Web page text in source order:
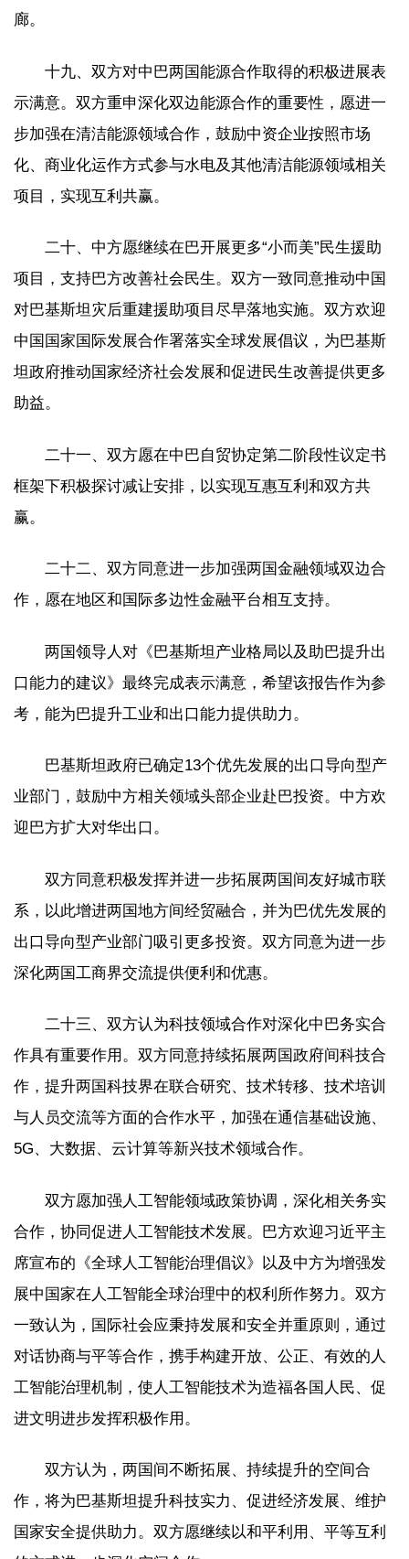
廊。
十九、双方对中巴两国能源合作取得的积极进展表
示满意。双方重申深化双边能源合作的重要性，愿进一
步加强在清洁能源领域合作，鼓励中资企业按照市场
化、商业化运作方式参与水电及其他清洁能源领域相关
项目，实现互利共赢。
二十、中方愿继续在巴开展更多“小而美”民生援助
项目，支持巴方改善社会民生。双方一致同意推动中国
对巴基斯坦灾后重建援助项目尽早落地实施。双方欢迎
中国国家国际发展合作署落实全球发展倡议，为巴基斯
坦政府推动国家经济社会发展和促进民生改善提供更多
助益。
二十一、双方愿在中巴自贸协定第二阶段性议定书
框架下积极探讨减让安排，以实现互惠互利和双方共
赢。
二十二、双方同意进一步加强两国金融领域双边合
作，愿在地区和国际多边性金融平台相互支持。
两国领导人对《巴基斯坦产业格局以及助巴提升出
口能力的建议》最终完成表示满意，希望该报告作为参
考，能为巴提升工业和出口能力提供助力。
巴基斯坦政府已确定13个优先发展的出口导向型产
业部门，鼓励中方相关领域头部企业赴巴投资。中方欢
迎巴方扩大对华出口。
双方同意积极发挥并进一步拓展两国间友好城市联
系，以此增进两国地方间经贸融合，并为巴优先发展的
出口导向型产业部门吸引更多投资。双方同意为进一步
深化两国工商界交流提供便利和优惠。
二十三、双方认为科技领域合作对深化中巴务实合
作具有重要作用。双方同意持续拓展两国政府间科技合
作，提升两国科技界在联合研究、技术转移、技术培训
与人员交流等方面的合作水平，加强在通信基础设施、
5G、大数据、云计算等新兴技术领域合作。
双方愿加强人工智能领域政策协调，深化相关务实
合作，协同促进人工智能技术发展。巴方欢迎习近平主
席宣布的《全球人工智能治理倡议》以及中方为增强发
展中国家在人工智能全球治理中的权利所作努力。双方
一致认为，国际社会应秉持发展和安全并重原则，通过
对话协商与平等合作，携手构建开放、公正、有效的人
工智能治理机制，使人工智能技术为造福各国人民、促
进文明进步发挥积极作用。
双方认为，两国间不断拓展、持续提升的空间合
作，将为巴基斯坦提升科技实力、促进经济发展、维护
国家安全提供助力。双方愿继续以和平利用、平等互利